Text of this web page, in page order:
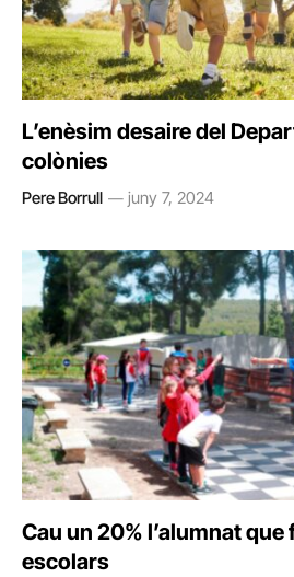
L’enèsim desaire del
colònies
Pere Borrull juny 7, 2024
Cau un 20% l’alumnat
escolars